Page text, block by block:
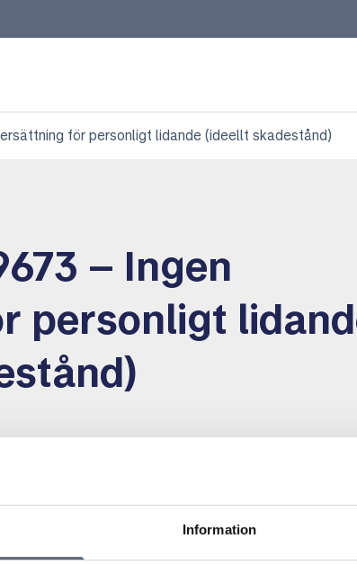
Information
för personligt lidande (ideellt skadestånd)
– Ingen
personligt
1000 kronor för de besvär som han menade att han